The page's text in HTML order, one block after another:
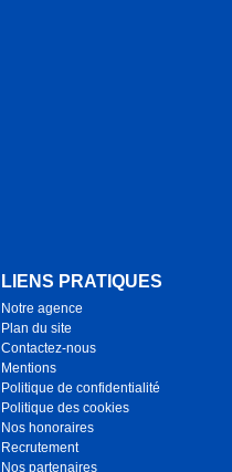
LIENS PRATIQUES
Notre agence
Plan du site
Contactez-nous
Mentions
Politique de confidentialité
Politique des cookies
Nos honoraires
Recrutement
Nos partenaires